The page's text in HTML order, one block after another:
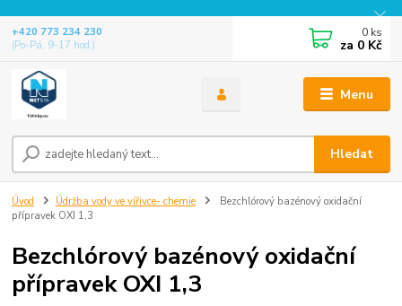
Menu
Hledat
+420 773 234 230
(Po-Pá, 9-17 hod.)
0 ks
za 0 Kč
Úvod Údržba vody ve vířivce- chemie
Bezchlórový bazénový oxidační
přípravek OXI 1,3
Bezchlórový bazénový oxidační
přípravek OXI 1,3